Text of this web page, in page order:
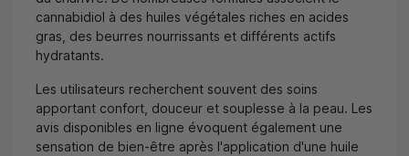
cannabidiol à des huiles végétales riches en acides
gras, des beurres nourrissants et différents actifs
hydratants.
Les utilisateurs recherchent souvent des soins
apportant confort, douceur et souplesse à la peau. Les
avis disponibles en ligne évoquent également une
sensation de bien-être après l'application d'une huile